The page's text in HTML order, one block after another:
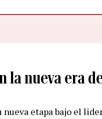
nueva era
etapa bajo el